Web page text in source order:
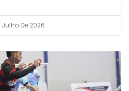
Julho De 2026